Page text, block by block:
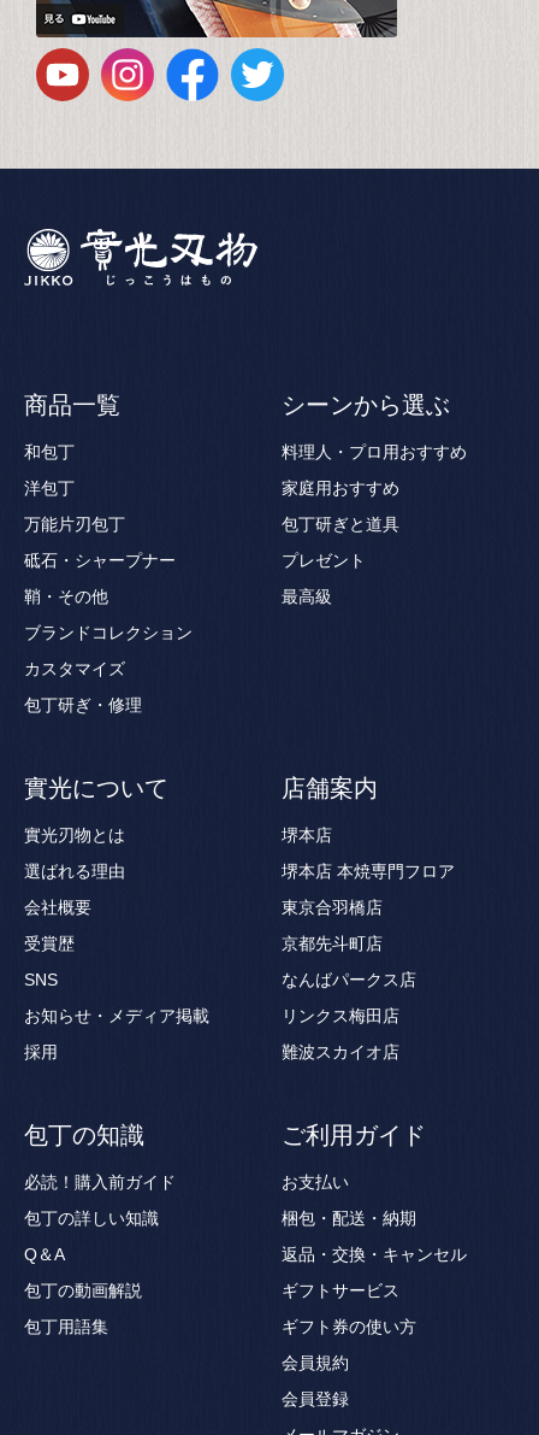
商品一覧
和包丁
洋包丁
万能片刃包丁
砥石・シャープナー
鞘・その他
ブランドコレクション
カスタマイズ
包丁研ぎ・修理
シーンから選ぶ
料理人・プロ用おすすめ
家庭用おすすめ
包丁研ぎと道具
プレゼント
最高級
實光について
實光刃物とは
選ばれる理由
会社概要
受賞歴
SNS
お知らせ・メディア掲載
採用
店舗案内
堺本店
堺本店 本焼専門フロア
東京合羽橋店
京都先斗町店
なんばパークス店
リンクス梅田店
難波スカイオ店
包丁の知識
必読！購入前ガイド
包丁の詳しい知識
Q＆A
包丁の動画解説
包丁用語集
ご利用ガイド
お支払い
梱包・配送・納期
返品・交換・キャンセル
ギフトサービス
ギフト券の使い方
会員規約
会員登録